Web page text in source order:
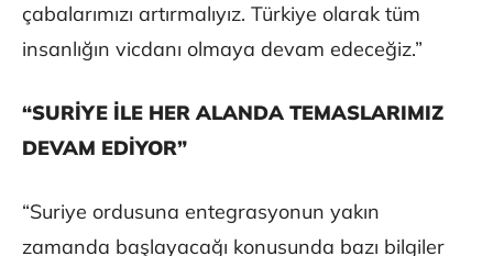
çabalarımızı artırmalıyız. Türkiye olarak tüm
insanlığın vicdanı olmaya devam edeceğiz.”
“SURİYE İLE HER ALANDA TEMASLARIMIZ
DEVAM EDİYOR”
“Suriye ordusuna entegrasyonun yakın
zamanda başlayacağı konusunda bazı bilgiler